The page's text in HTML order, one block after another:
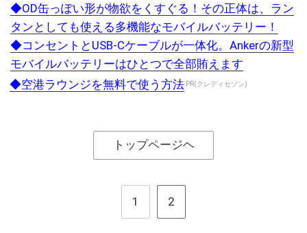
◆OD缶っぽい形が物欲をくすぐる！その正体は、ラン
タンとしても使える多機能なモバイルバッテリー！
◆コンセントとUSB-Cケーブルが一体化。Ankerの新型
モバイルバッテリーはひとつで全部賄えます
◆空港ラウンジを無料で使う方法 PR(クレディセゾン)
トップページヘ
1 2